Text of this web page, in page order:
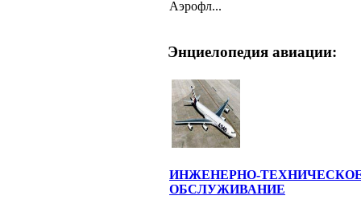
Аэрофл...
Энциелопедия авиации:
ИНЖЕНЕРНО-
ОБСЛУЖИВАНИЕ